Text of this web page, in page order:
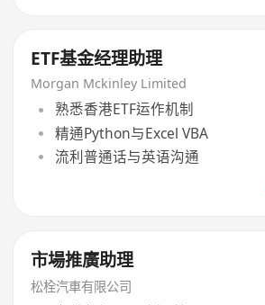
ETF基金经理助理
Morgan Mckinley Limited
熟悉香港ETF运作机制
精通Python与Excel VBA
流利普通话与英语沟通
市場推廣助理
松栓汽車有限公司